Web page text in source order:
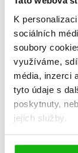
K
sociálních
soubory
využíváme,
média, inzerci
tyto údaje s
poskytnuty,
jejich služby.